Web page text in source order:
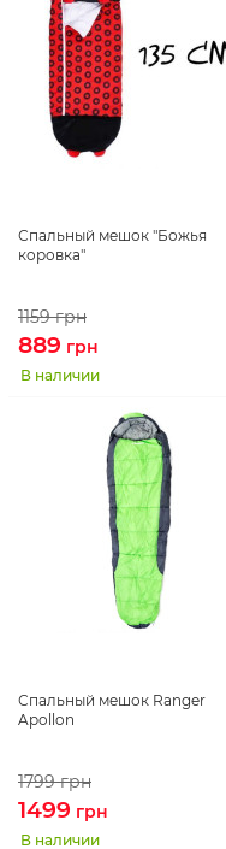
Спальный мешок "Божья
коровка"
1159грн
889 грн
В наличии
Спальный мешок Ranger
Apollon
1799грн
1499 грн
В наличии